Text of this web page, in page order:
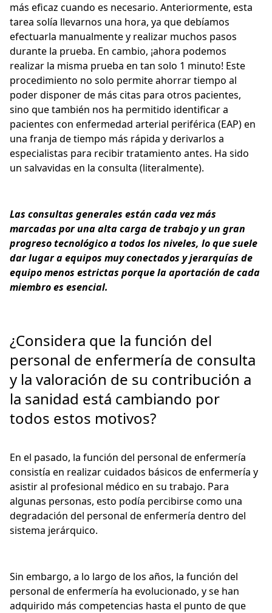
más eficaz cuando es necesario. Anteriormente, esta
tarea solía llevarnos una hora, ya que debíamos
efectuarla manualmente y realizar muchos pasos
durante la prueba. En cambio, ¡ahora podemos
realizar la misma prueba en tan solo 1 minuto! Este
procedimiento no solo permite ahorrar tiempo al
poder disponer de más citas para otros pacientes,
sino que también nos ha permitido identificar a
pacientes con enfermedad arterial periférica (EAP) en
una franja de tiempo más rápida y derivarlos a
especialistas para recibir tratamiento antes. Ha sido
un salvavidas en la consulta (literalmente).
Las consultas generales están cada vez más
marcadas por una alta carga de trabajo y un gran
progreso tecnológico a todos los niveles, lo que suele
dar lugar a equipos muy conectados y jerarquías de
equipo menos estrictas porque la aportación de cada
miembro es esencial.
¿Considera que la función del
personal de enfermería de consulta
y la valoración de su contribución a
la sanidad está cambiando por
todos estos motivos?
En el pasado, la función del personal de enfermería
consistía en realizar cuidados básicos de enfermería y
asistir al profesional médico en su trabajo. Para
algunas personas, esto podía percibirse como una
degradación del personal de enfermería dentro del
sistema jerárquico.
Sin embargo, a lo largo de los años, la función del
personal de enfermería ha evolucionado, y se han
adquirido más competencias hasta el punto de que